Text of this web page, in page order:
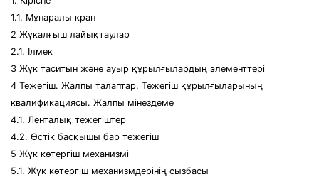
1.1. Мұнаралы кран
2 Жүкалғыш лайықтаулар
2.1. Ілмек
3 Жүк таситын және ауыр құрылғылардың элементтері
4 Тежегіш. Жалпы талаптар. Тежегіш құрылғыларының
квалификациясы. Жалпы мінездеме
4.1. Ленталық тежегіштер
4.2. Өстік басқышы бар тежегіш
5 Жүк көтергіш механизмі
5.1. Жүк көтергіш механизмдерінің сызбасы